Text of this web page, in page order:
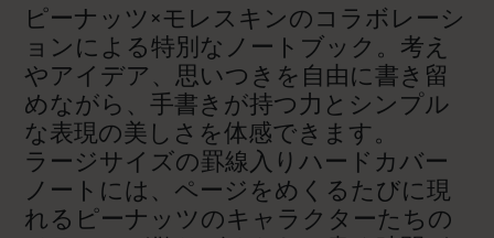
ピーナッツ×モレスキンのコラボレーシ
ョンによる特別なノートブック。考え
やアイデア、思いつきを自由に書き留
めながら、手書きが持つ力とシンプル
な表現の美しさを体感できます。
ラージサイズの罫線入りハードカバー
ノートには、ページをめくるたびに現
れるピーナッツのキャラクターたちの